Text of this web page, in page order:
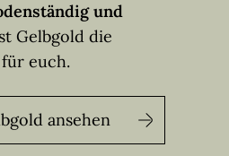
und
Gelbgold die
euch.
ansehen